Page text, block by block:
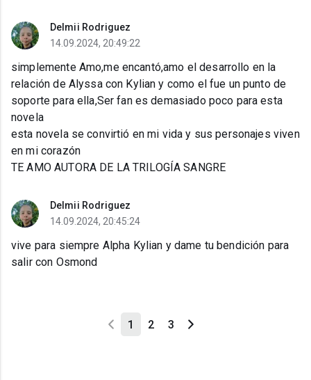
Delmii Rodriguez
14.09.2024, 20:49:22
simplemente Amo,me encantó,amo el desarrollo en la
relación de Alyssa con Kylian y como el fue un punto de
soporte para ella,Ser fan es demasiado poco para esta
novela
esta novela se convirtió en mi vida y sus personajes viven
en mi corazón
TE AMO AUTORA DE LA TRILOGÍA SANGRE
Delmii Rodriguez
14.09.2024, 20:45:24
vive para siempre Alpha Kylian y dame tu bendición para
salir con Osmond
1 2 3